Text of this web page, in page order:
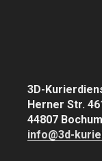
3D-
Herner Str.
44807
info@3d-